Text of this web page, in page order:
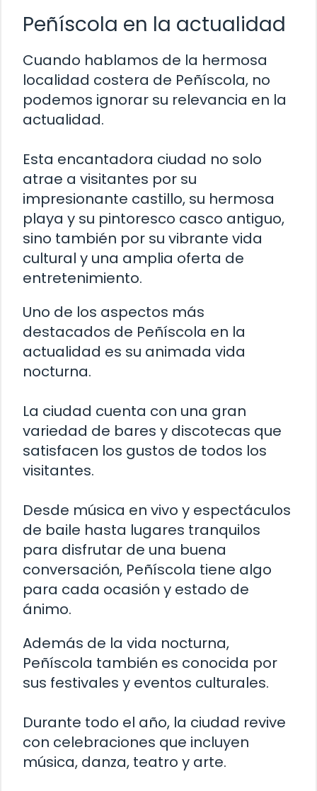
Peñíscola en la actualidad
Cuando hablamos de la hermosa
localidad costera de Peñíscola, no
podemos ignorar su relevancia en la
actualidad.
Esta encantadora ciudad no solo
atrae a visitantes por su
impresionante castillo, su hermosa
playa y su pintoresco casco antiguo,
sino también por su vibrante vida
cultural y una amplia oferta de
entretenimiento.
Uno de los aspectos más
destacados de Peñíscola en la
actualidad es su animada vida
nocturna.
La ciudad cuenta con una gran
variedad de bares y discotecas que
satisfacen los gustos de todos los
visitantes.
Desde música en vivo y espectáculos
de baile hasta lugares tranquilos
para disfrutar de una buena
conversación, Peñíscola tiene algo
para cada ocasión y estado de
ánimo.
Además de la vida nocturna,
Peñíscola también es conocida por
sus festivales y eventos culturales.
Durante todo el año, la ciudad revive
con celebraciones que incluyen
música, danza, teatro y arte.